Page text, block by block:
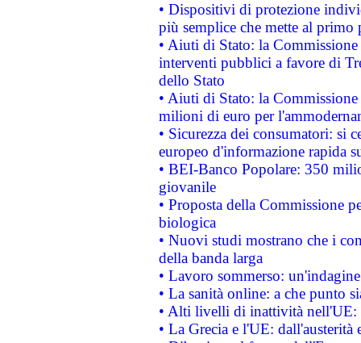
• Dispositivi di protezione
più semplice che mette al primo
• Aiuti di Stato: la
interventi pubblici a favore di
dello Stato
• Aiuti di Stato: la
milioni di euro per
• Sicurezza dei consumatori: si
europeo d'informazione rapida
• BEI-Banco Popolare: 350
giovanile
• Proposta della Commissione
biologica
• Nuovi studi mostrano che i
della banda larga
• Lavoro sommerso:
• La sanità online: a che punto
• Alti livelli di inattività nell'UE:
• La Grecia e l'UE: dall'austerità